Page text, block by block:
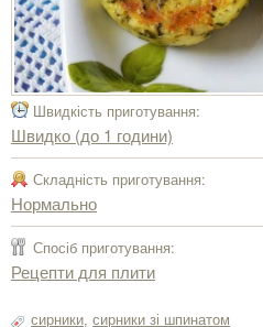
Швидкість приготування:
Швидко (до 1 години)
Складність приготування:
Нормально
Спосіб приготування:
Рецепти для плити
сирники сирники зі шпинатом